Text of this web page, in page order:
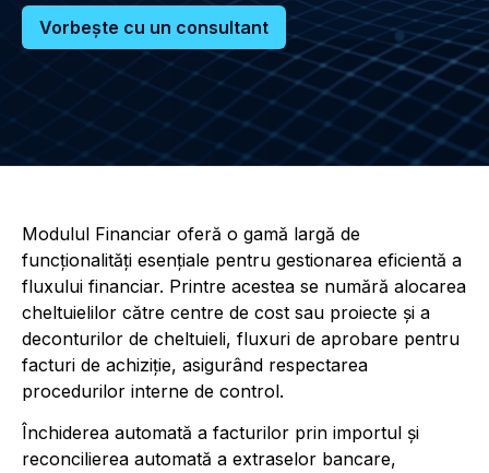
Vorbeşte cu un consultant
Modulul Financiar oferă o gamă largă de
funcționalități esențiale pentru gestionarea eficientă a
fluxului financiar. Printre acestea se numără alocarea
cheltuielilor către centre de cost sau proiecte și a
deconturilor de cheltuieli, fluxuri de aprobare pentru
facturi de achiziție, asigurând respectarea
procedurilor interne de control.
Închiderea automată a facturilor prin importul și
reconcilierea automată a extraselor bancare,